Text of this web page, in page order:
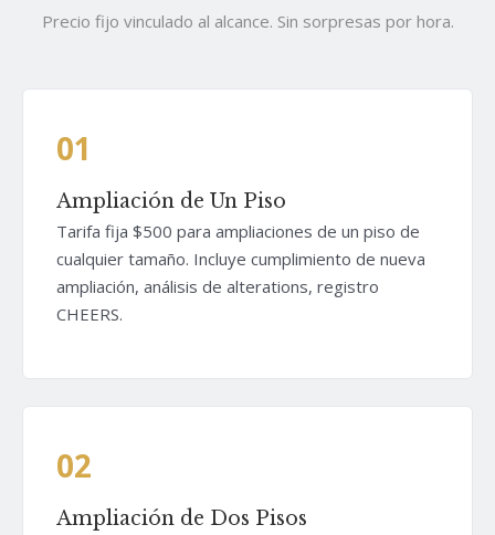
Precio fijo vinculado al alcance. Sin sorpresas por hora.
01
Ampliación de Un Piso
Tarifa fija $500 para ampliaciones de un piso de
cualquier tamaño. Incluye cumplimiento de nueva
ampliación, análisis de alterations, registro
CHEERS.
02
Ampliación de Dos Pisos